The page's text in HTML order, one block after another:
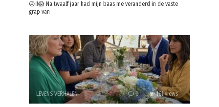
😐‼️😱 Na twaalf jaar had mijn baas me veranderd in de vaste
grap van
LEVENS VERHALEN 0 161 views